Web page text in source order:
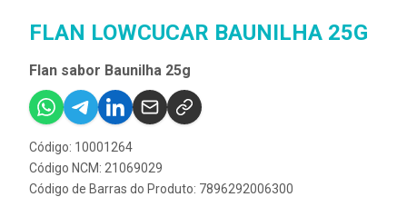
FLAN LOWCUCAR BAUNILHA 25G
Flan sabor Baunilha 25g
Código: 10001264
Código NCM: 21069029
Código de Barras do Produto: 7896292006300